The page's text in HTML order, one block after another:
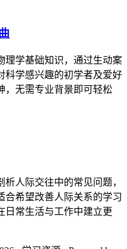
理学基础知识，通过生动案
科学感兴趣的初学者及爱好
，无需专业背景即可轻松
人际交往中的常见问题，
合希望改善人际关系的学习
日常生活与工作中建立更